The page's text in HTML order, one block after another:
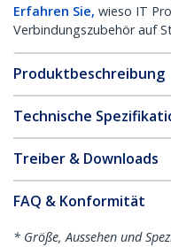
Erfahren Sie, wieso IT
Verbindungszubehör auf
Produktbeschreibung
Technische
Treiber & Downloads
FAQ & Konformität
* Größe, Aussehen und